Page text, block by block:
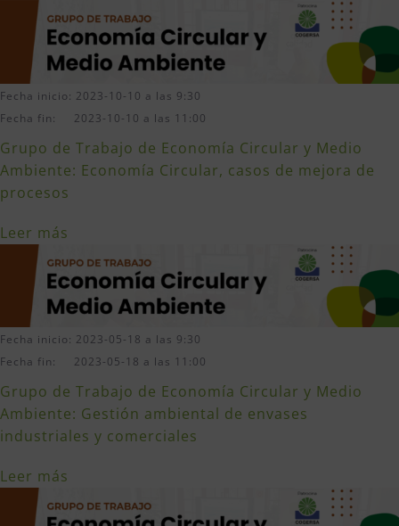
Fecha inicio: 2023-10-10 a las 9:30
Fecha fin: 2023-10-10 a las 11:00
Grupo de Trabajo de Economía Circular y Medio
Ambiente: Economía Circular, casos de mejora de
procesos
Leer más
Fecha inicio: 2023-05-18 a las 9:30
Fecha fin: 2023-05-18 a las 11:00
Grupo de Trabajo de Economía Circular y Medio
Ambiente: Gestión ambiental de envases
industriales y comerciales
Leer más